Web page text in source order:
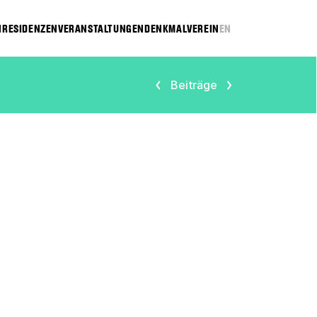
RESIDENZENVERANSTALTUNGENDENKMALVEREINEN
Beiträge